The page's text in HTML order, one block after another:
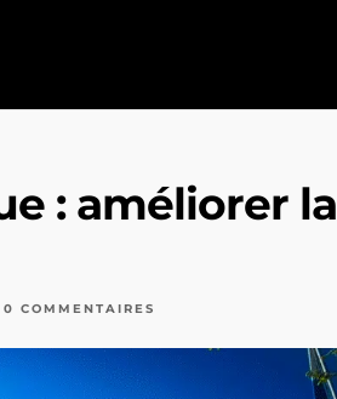
: améliorer la
0 COMMENTAIRES